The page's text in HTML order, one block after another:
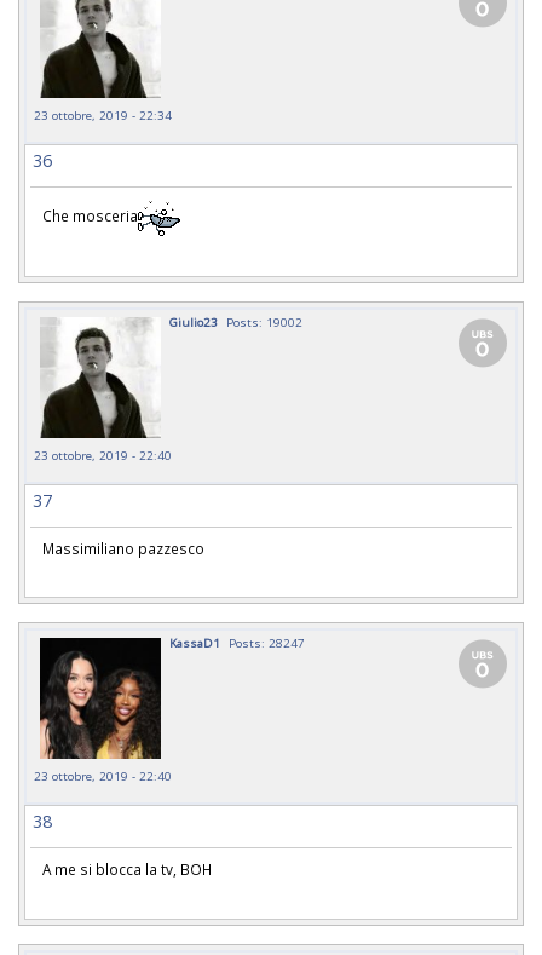
23 ottobre, 2019 - 22:34
36
Che mosceria
Giulio23 Posts: 19002
23 ottobre, 2019 - 22:40
37
Massimiliano pazzesco
KassaD1 Posts: 28247
23 ottobre, 2019 - 22:40
38
A me si blocca la tv, BOH